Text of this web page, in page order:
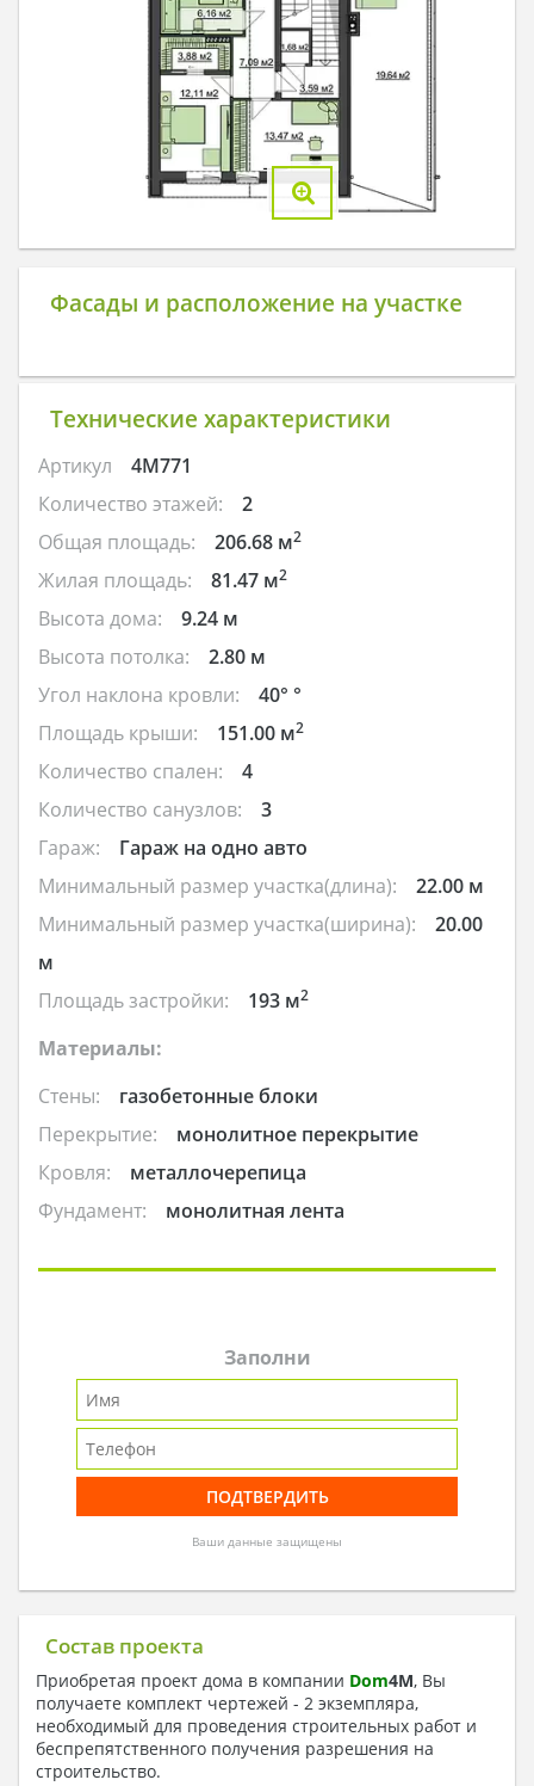
Фасады и расположение на участке
Технические характеристики
Артикул
4M771
Количество этажей:
2
Общая площадь:
206.68 м2
Жилая площадь: 81.47 м2
Высота дома:
9.24 м
Высота потолка:
2.80 м
Угол наклона кровли:
40° °
Площадь крыши:
151.00 м2
Количество спален:
4
Количество санузлов:
3
Гараж:
Гараж на одно авто
Минимальный размер участка(длина):
22.00 м
Минимальный размер участка(ширина):
20.00
м
Площадь застройки:
193 м2
Материалы:
Стены:
газобетонные блоки
Перекрытие:
монолитное перекрытие
Кровля:
металлочерепица
Фундамент:
монолитная лента
Заполни
Ваши данные защищены
Состав проекта
Приобретая проект дома в компании Dom4M, Вы
получаете комплект чертежей - 2 экземпляра,
необходимый для проведения строительных работ и
беспрепятственного получения разрешения на
строительство.